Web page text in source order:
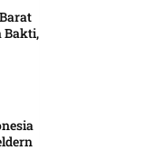
Bakti,